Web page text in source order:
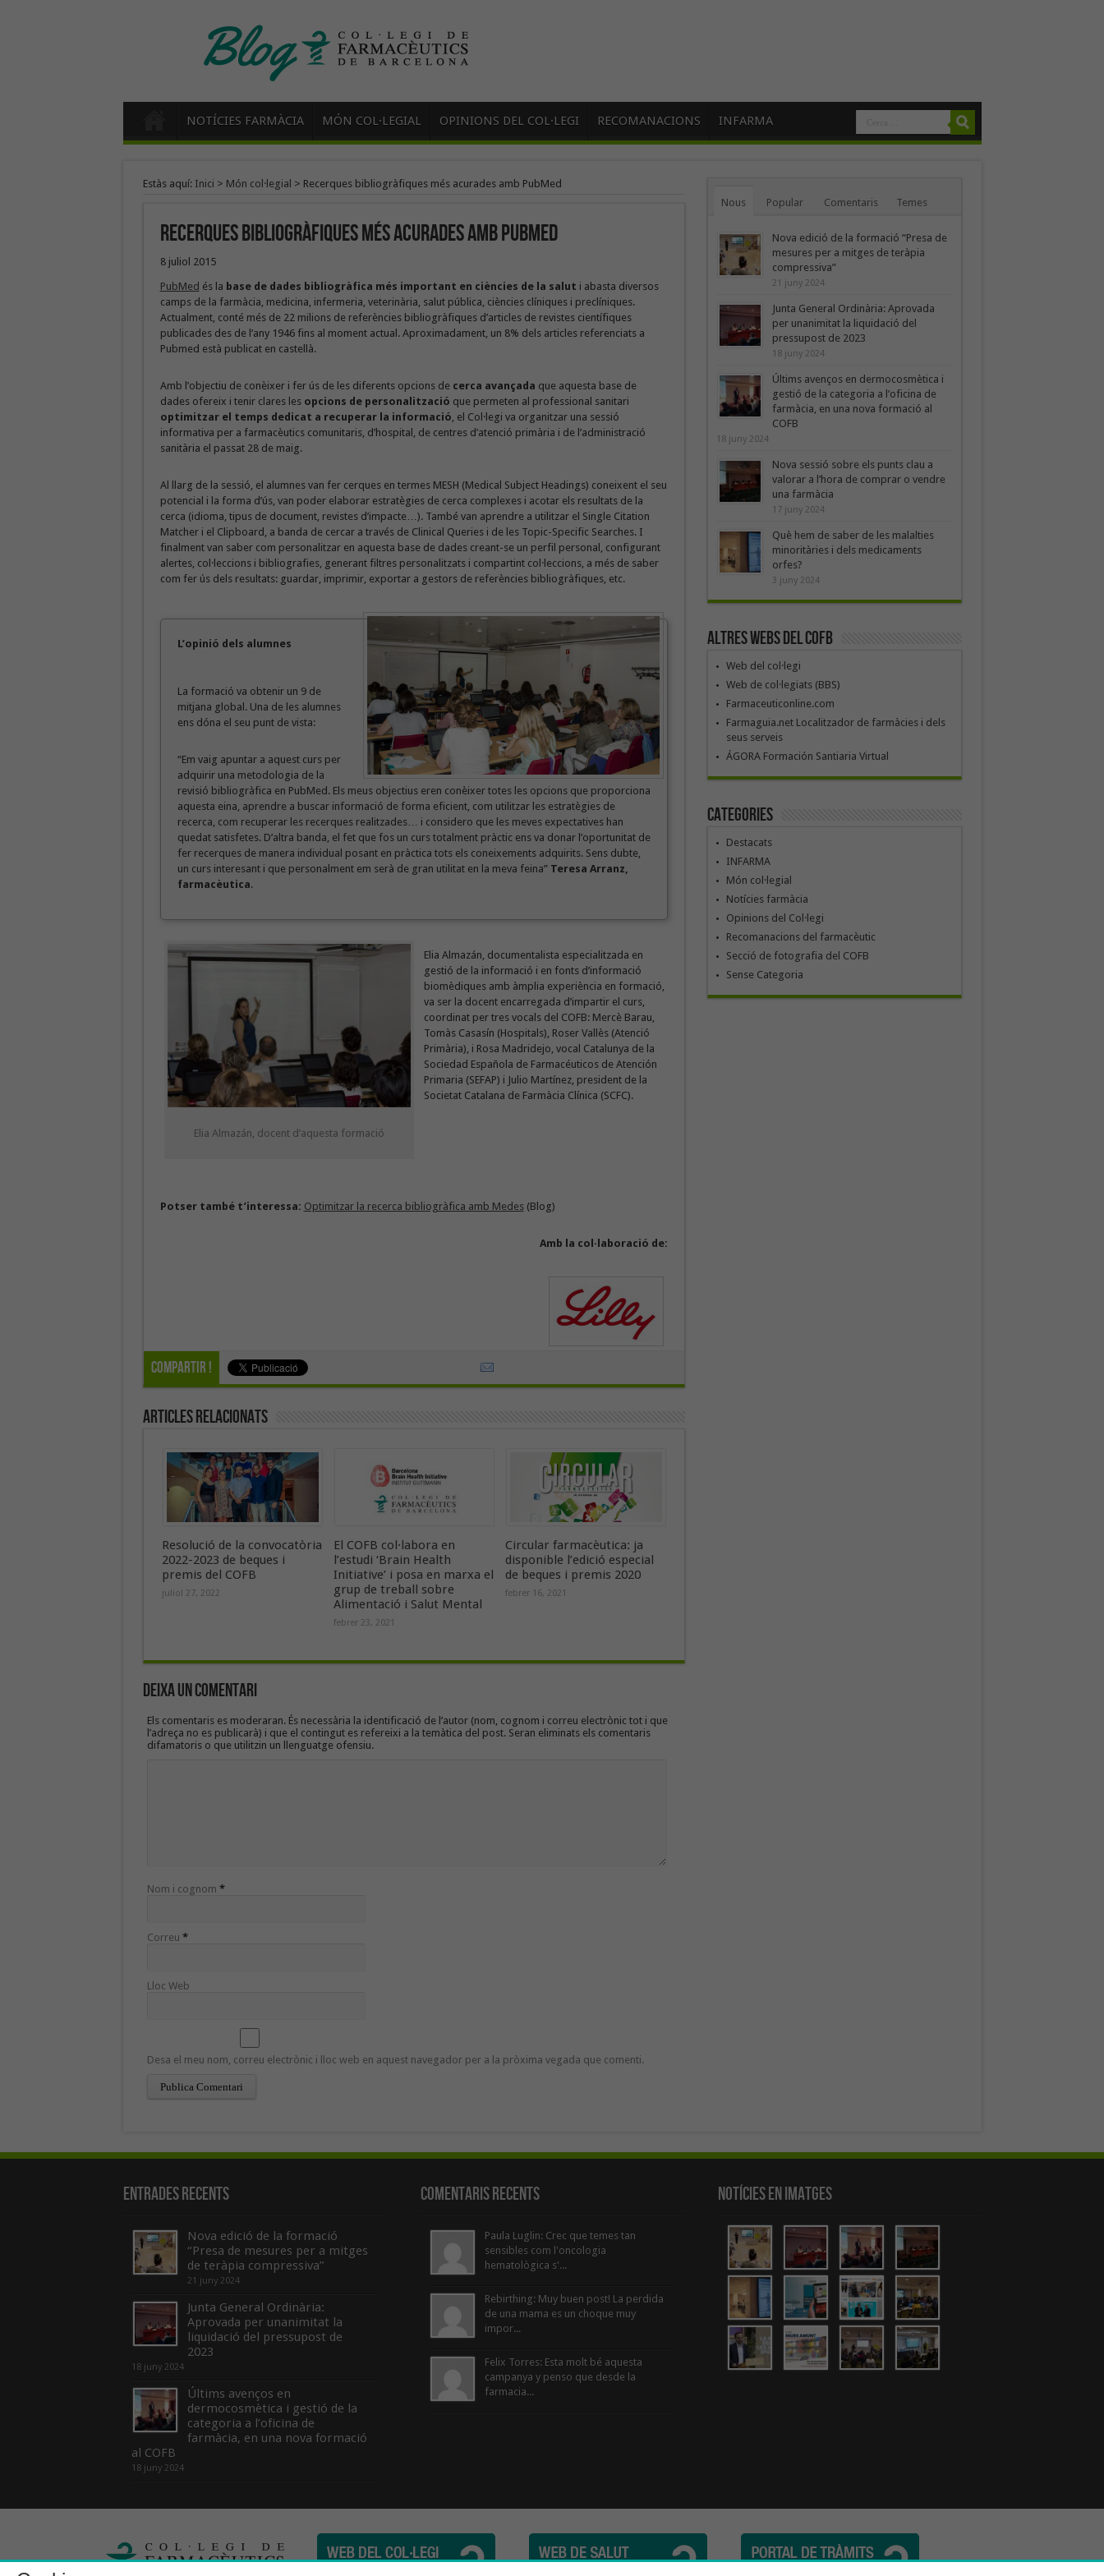
NOTÍCIES FARMÀCIA MÓN COL·LEGIAL OPINIONS DEL COL·LEGI RECOMANACIONS INFARMA
Estàs aquí: Inici > Món col·legial > Recerques bibliogràfiques més acurades amb PubMed
Recerques bibliogràfiques més acurades amb PubMed
8 juliol 2015
PubMed és la base de dades bibliogràfica més important en ciències de la salut i abasta diversos
camps de la farmàcia, medicina, infermeria, veterinària, salut pública, ciències clíniques i preclíniques.
Actualment, conté més de 22 milions de referències bibliogràfiques d’articles de revistes científiques
publicades des de l’any 1946 fins al moment actual. Aproximadament, un 8% dels articles referenciats a
Pubmed està publicat en castellà.
Amb l’objectiu de conèixer i fer ús de les diferents opcions de cerca avançada que aquesta base de
dades ofereix i tenir clares les opcions de personalització que permeten al professional sanitari
optimitzar el temps dedicat a recuperar la informació, el Col·legi va organitzar una sessió
informativa per a farmacèutics comunitaris, d’hospital, de centres d’atenció primària i de l’administració
sanitària el passat 28 de maig.
Al llarg de la sessió, el alumnes van fer cerques en termes MESH (Medical Subject Headings) coneixent el seu
potencial i la forma d’ús, van poder elaborar estratègies de cerca complexes i acotar els resultats de la
cerca (idioma, tipus de document, revistes d’impacte…). També van aprendre a utilitzar el Single Citation
Matcher i el Clipboard, a banda de cercar a través de Clinical Queries i de les Topic-Specific Searches. I
finalment van saber com personalitzar en aquesta base de dades creant-se un perfil personal, configurant
alertes, col·leccions i bibliografies, generant filtres personalitzats i compartint col·leccions, a més de saber
com fer ús dels resultats: guardar, imprimir, exportar a gestors de referències bibliogràfiques, etc.
L’opinió dels alumnes
La formació va obtenir un 9 de
mitjana global. Una de les alumnes
ens dóna el seu punt de vista:
“Em vaig apuntar a aquest curs per
adquirir una metodologia de la
revisió bibliogràfica en PubMed. Els meus objectius eren conèixer totes les opcions que proporciona
aquesta eina, aprendre a buscar informació de forma eficient, com utilitzar les estratègies de
recerca, com recuperar les recerques realitzades… i considero que les meves expectatives han
quedat satisfetes. D’altra banda, el fet que fos un curs totalment pràctic ens va donar l’oportunitat de
fer recerques de manera individual posant en pràctica tots els coneixements adquirits. Sens dubte,
un curs interesant i que personalment em serà de gran utilitat en la meva feina” Teresa Arranz,
farmacèutica.
Elia Almazán, docent d’aquesta formació
Elia Almazán, documentalista especialitzada en
gestió de la informació i en fonts d’informació
biomèdiques amb àmplia experiència en formació,
va ser la docent encarregada d’impartir el curs,
coordinat per tres vocals del COFB: Mercè Barau,
Tomàs Casasín (Hospitals), Roser Vallès (Atenció
Primària), i Rosa Madridejo, vocal Catalunya de la
Sociedad Española de Farmacéuticos de Atención
Primaria (SEFAP) i Julio Martínez, president de la
Societat Catalana de Farmàcia Clínica (SCFC).
Potser també t’interessa: Optimitzar la recerca bibliogràfica amb Medes(Blog)
Amb la col·laboració de:
Compartir !
Articles Relacionats
Resolució de la convocatòria
2022-2023 de beques i
premis del COFB
juliol 27, 2022
El COFB col·labora en
l’estudi ‘Brain Health
Initiative’ i posa en marxa el
grup de treball sobre
Alimentació i Salut Mental
febrer 23, 2021
Circular farmacèutica: ja
disponible l’edició especial
de beques i premis 2020
febrer 16, 2021
Deixa un Comentari
Els comentaris es moderaran. És necessària la identificació de l’autor (nom, cognom i correu electrònic tot i que
l’adreça no es publicarà) i que el contingut es refereixi a la temàtica del post. Seran eliminats els comentaris
difamatoris o que utilitzin un llenguatge ofensiu.
Nom i cognom *
Correu *
Lloc Web
Desa el meu nom, correu electrònic i lloc web en aquest navegador per a la pròxima vegada que comenti.
Nous Popular Comentaris Temes
Nova edició de la formació “Presa de
mesures per a mitges de teràpia
compressiva”
21 juny 2024
Junta General Ordinària: Aprovada
per unanimitat la liquidació del
pressupost de 2023
18 juny 2024
Últims avenços en dermocosmètica i
gestió de la categoria a l’oficina de
farmàcia, en una nova formació al
COFB
18 juny 2024
Nova sessió sobre els punts clau a
valorar a l’hora de comprar o vendre
una farmàcia
17 juny 2024
Què hem de saber de les malalties
minoritàries i dels medicaments
orfes?
3 juny 2024
Altres webs del COFB
Web del col·legi
Web de col·legiats (BBS)
Farmaceuticonline.com
Farmaguia.net Localitzador de farmàcies i dels
seus serveis
ÁGORA Formación Santiaria Virtual
Categories
Destacats
INFARMA
Món col·legial
Notícies farmàcia
Opinions del Col·legi
Recomanacions del farmacèutic
Secció de fotografia del COFB
Sense Categoria
Entrades recents
Nova edició de la formació
“Presa de mesures per a mitges
de teràpia compressiva”
21 juny 2024
Junta General Ordinària:
Aprovada per unanimitat la
liquidació del pressupost de
2023
18 juny 2024
Últims avenços en
dermocosmètica i gestió de la
categoria a l’oficina de
farmàcia, en una nova formació
al COFB
18 juny 2024
Comentaris Recents
Paula Luglin: Crec que temes tan
sensibles com l'oncologia
hematològica s'...
Rebirthing: Muy buen post! La perdida
de una mama es un choque muy
impor...
Felix Torres: Esta molt bé aquesta
campanya y penso que desde la
farmacia...
Notícies en Imatges